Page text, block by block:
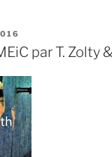
par T. Zolty